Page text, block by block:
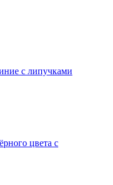
с липучками
цвета с